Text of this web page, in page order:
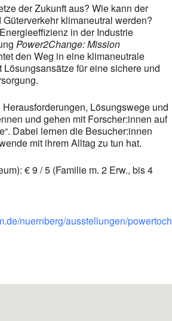
der Zukunft aus? Wie kann der
klimaneutral werden?
in der Industrie
Power2Change: Mission
den Weg in eine klimaneutrale
für eine sichere und
Lösungswege und
und gehen mit Forscher:innen auf
Dabei lernen die Besucher:innen
mit ihrem Alltag zu tun hat.
€ 9 / 5 (Familie m. 2 Erw., bis 4
nuernberg/ausstellungen/powertoch